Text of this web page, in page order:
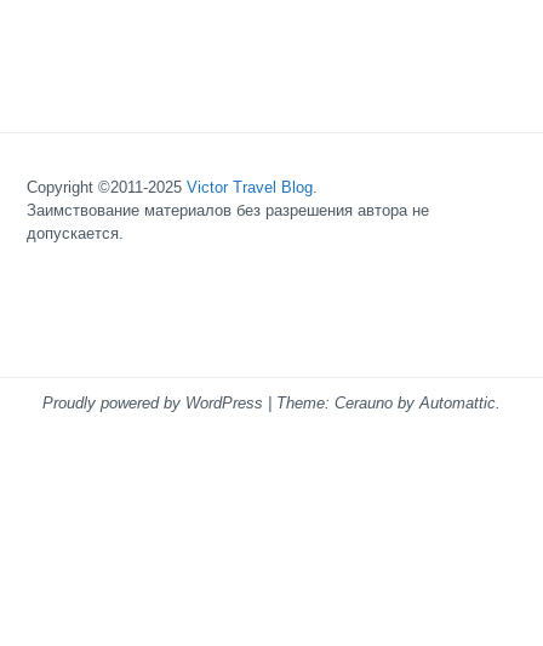
Copyright ©2011-2025Victor Travel Blog.
Заимствование материалов без разрешения автора не
допускается.
Proudly powered by WordPress Theme: Cerauno byAutomattic.